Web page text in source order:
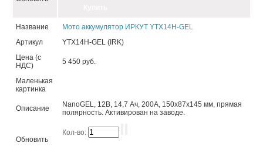
Название
Мото аккумулятор ИРКУТ YTX14H-GEL
Артикул
YTX14H-GEL (IRK)
Цена (с
НДС)
5 450 руб.
Маленькая
картинка
Описание
NanoGEL, 12В, 14,7 Ач, 200А, 150х87х145 мм, прямая
полярность. Активирован на заводе.
Обновить
Кол-во: